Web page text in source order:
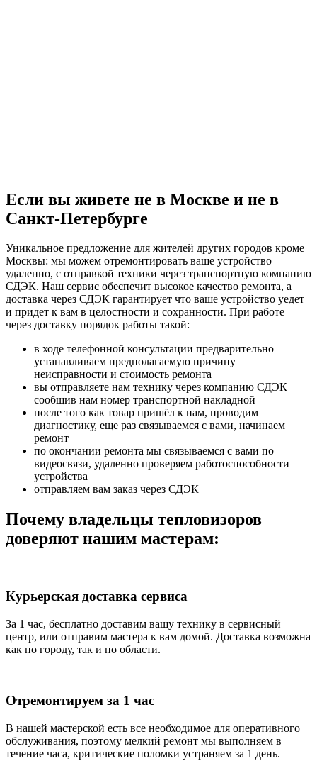
Если вы живете не в Москве и не в
Санкт-Петербурге
Уникальное предложение для жителей других городов кроме
Москвы: мы можем отремонтировать ваше устройство
удаленно, с отправкой техники через транспортную компанию
СДЭК. Наш сервис обеспечит высокое качество ремонта, а
доставка через СДЭК гарантирует что ваше устройство уедет
и придет к вам в целостности и сохранности. При работе
через доставку порядок работы такой:
в ходе телефонной консультации предварительно
устанавливаем предполагаемую причину
неисправности и стоимость ремонта
вы отправляете нам технику через компанию СДЭК
сообщив нам номер транспортной накладной
после того как товар пришёл к нам, проводим
диагностику, еще раз связываемся с вами, начинаем
ремонт
по окончании ремонта мы связываемся с вами по
видеосвязи, удаленно проверяем работоспособности
устройства
отправляем вам заказ через СДЭК
Почему владельцы тепловизоров
доверяют нашим мастерам:
Курьерская доставка сервиса
За 1 час, бесплатно доставим вашу технику в сервисный
центр, или отправим мастера к вам домой. Доставка возможна
как по городу, так и по области.
Отремонтируем за 1 час
В нашей мастерской есть все необходимое для оперативного
обслуживания, поэтому мелкий ремонт мы выполняем в
течение часа, критические поломки устраняем за 1 день.